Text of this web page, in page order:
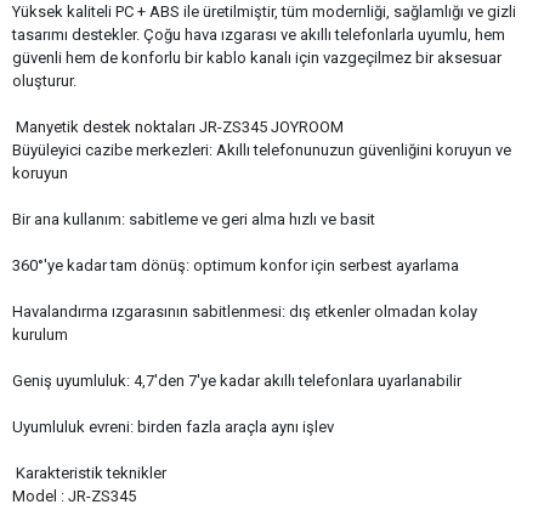
Yüksek kaliteli PC + ABS ile üretilmiştir, tüm modernliği, sağlamlığı ve gizli
tasarımı destekler. Çoğu hava ızgarası ve akıllı telefonlarla uyumlu, hem
güvenli hem de konforlu bir kablo kanalı için vazgeçilmez bir aksesuar
oluşturur.
Manyetik destek noktaları JR-ZS345 JOYROOM
Büyüleyici cazibe merkezleri: Akıllı telefonunuzun güvenliğini koruyun ve
koruyun
Bir ana kullanım: sabitleme ve geri alma hızlı ve basit
360°'ye kadar tam dönüş: optimum konfor için serbest ayarlama
Havalandırma ızgarasının sabitlenmesi: dış etkenler olmadan kolay
kurulum
Geniş uyumluluk: 4,7'den 7'ye kadar akıllı telefonlara uyarlanabilir
Uyumluluk evreni: birden fazla araçla aynı işlev
Karakteristik teknikler
Model : JR-ZS345